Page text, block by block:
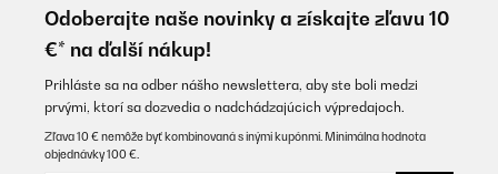
Odoberajte naše novinky a získajte zľavu 10
€* na ďalší nákup!
Prihláste sa na odber nášho newslettera, aby ste boli medzi
prvými, ktorí sa dozvedia o nadchádzajúcich výpredajoch.
Zľava 10 € nemôže byť kombinovaná s inými kupónmi. Minimálna hodnota
objednávky 100 €.